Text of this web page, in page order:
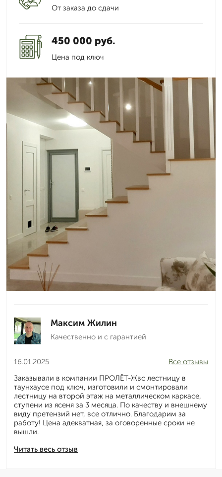
От заказа до сдачи
450 000 руб.
Цена под ключ
Максим Жилин
Качественно и с гарантией
16.01.2025
Читать весь отзыв
Все отзывы
Заказывали в компании ПРОЛЁТ-Жвс лестницу в
таунхаусе под ключ, изготовили и смонтировали
лестницу на второй этаж на металлическом каркасе,
ступени из ясеня за 3 месяца. По качеству и внешнему
виду претензий нет, все отлично. Благодарим за
работу! Цена адекватная, за оговоренные сроки не
вышли.